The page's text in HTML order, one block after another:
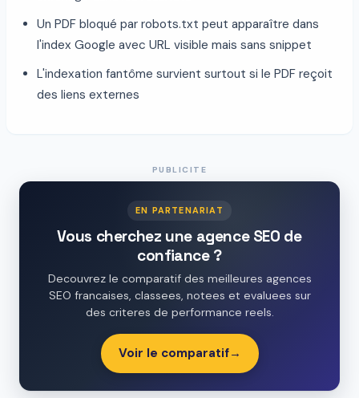
Un PDF bloqué par robots.txt peut apparaître dans
l'index Google avec URL visible mais sans snippet
L'indexation fantôme survient surtout si le PDF reçoit
des liens externes
PUBLICITE
EN PARTENARIAT
Vous cherchez une agence SEO de
confiance ?
Decouvrez le comparatif des meilleures agences
SEO francaises, classees, notees et evaluees sur
des criteres de performance reels.
Voir le comparatif→